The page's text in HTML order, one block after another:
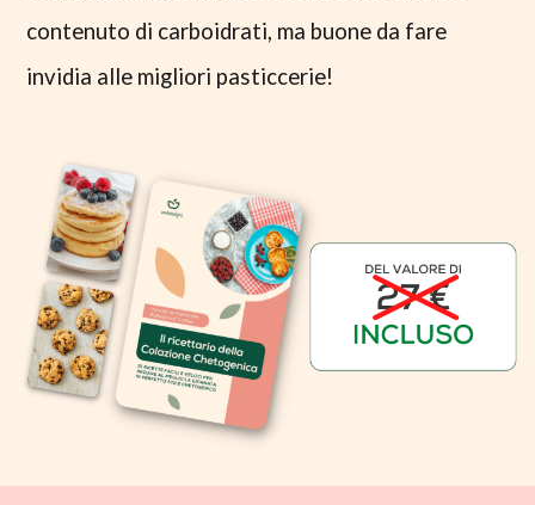
contenuto di carboidrati, ma buone da fare
invidia alle migliori pasticcerie!